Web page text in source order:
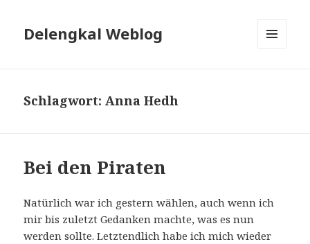
Delengkal Weblog
Schlagwort:Anna Hedh
Bei den Piraten
Natürlich war ich gestern wählen, auch wenn ich
mir bis zuletzt Gedanken machte, was es nun
werden sollte. Letztendlich habe ich mich wieder